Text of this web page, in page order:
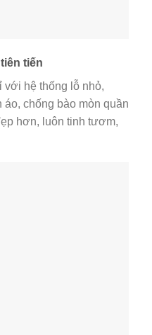
tiến
với hệ thống lỗ nhỏ,
chống bào mòn quần
hơn, luôn tinh tươm,